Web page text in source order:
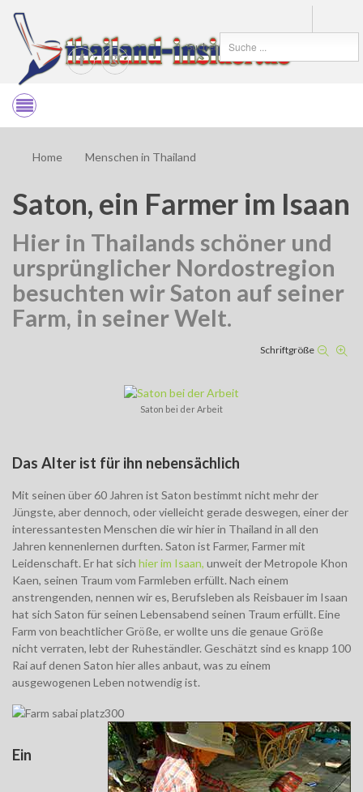
Suchen
Home Menschen in Thailand
Saton, ein Farmer im Isaan
Hier in Thailands schöner und
ursprünglicher Nordostregion
besuchten wir Saton auf seiner
Farm, in seiner Welt.
Schriftgröße
Saton bei der Arbeit
Das Alter ist für ihn nebensächlich
Mit seinen über 60 Jahren ist Saton bestimmt nicht mehr der
Jüngste, aber dennoch, oder vielleicht gerade deswegen, einer der
interessantesten Menschen die wir hier in Thailand in all den
Jahren kennenlernen durften. Saton ist Farmer, Farmer mit
Leidenschaft. Er hat sich hier im Isaan, unweit der Metropole Khon
Kaen, seinen Traum vom Farmleben erfüllt. Nach einem
anstrengenden, nennen wir es, Berufsleben als Reisbauer im Isaan
hat sich Saton für seinen Lebensabend seinen Traum erfüllt. Eine
Farm von beachtlicher Größe, er wollte uns die genaue Größe
nicht verraten, lebt der Ruheständler. Geschätzt sind es knapp 100
Rai auf denen Saton hier alles anbaut, was zu einem
ausgewogenen Leben notwendig ist.
Ein